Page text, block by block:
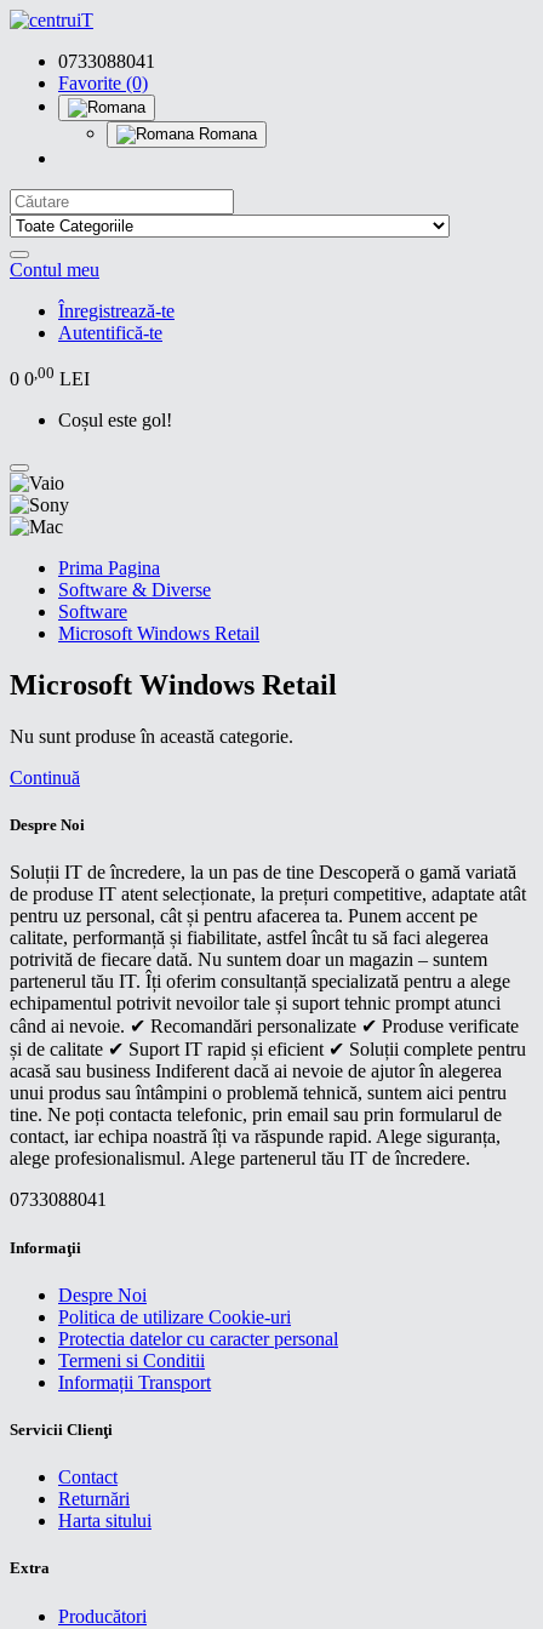
0733088041
Favorite (0)
Romana
Contul meu
Înregistrează-te
Autentifică-te
0 0,00 LEI
Coșul este gol!
Prima Pagina
Software & Diverse
Software
Microsoft Windows Retail
Microsoft Windows Retail
Nu sunt produse în această categorie.
Continuă
Despre Noi
Soluții IT de încredere, la un pas de tine Descoperă o gamă variată
de produse IT atent selecționate, la prețuri competitive, adaptate atât
pentru uz personal, cât și pentru afacerea ta. Punem accent pe
calitate, performanță și fiabilitate, astfel încât tu să faci alegerea
potrivită de fiecare dată. Nu suntem doar un magazin – suntem
partenerul tău IT. Îți oferim consultanță specializată pentru a alege
echipamentul potrivit nevoilor tale și suport tehnic prompt atunci
când ai nevoie. ✔ Recomandări personalizate ✔ Produse verificate
și de calitate ✔ Suport IT rapid și eficient ✔ Soluții complete pentru
acasă sau business Indiferent dacă ai nevoie de ajutor în alegerea
unui produs sau întâmpini o problemă tehnică, suntem aici pentru
tine. Ne poți contacta telefonic, prin email sau prin formularul de
contact, iar echipa noastră îți va răspunde rapid. Alege siguranța,
alege profesionalismul. Alege partenerul tău IT de încredere.
0733088041
Informaţii
Despre Noi
Politica de utilizare Cookie-uri
Protectia datelor cu caracter personal
Termeni si Conditii
Informații Transport
Servicii Clienţi
Contact
Returnări
Harta sitului
Extra
Producători